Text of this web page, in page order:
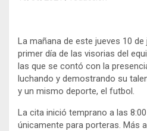
La mañana de este jueves 10
primer día de las visorias del
las que se contó con la
luchando y demostrando su
y un mismo deporte, el futbol.
La cita inició temprano a las
únicamente para porteras. Más